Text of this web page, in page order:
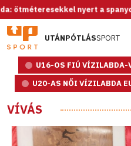
nyert a spanyolok
UTÁNPÓTLÁSSPORT
U16-OS FIÚ VÍZILABDA-
U20-AS NŐI VÍZILABDA
VÍVÁS